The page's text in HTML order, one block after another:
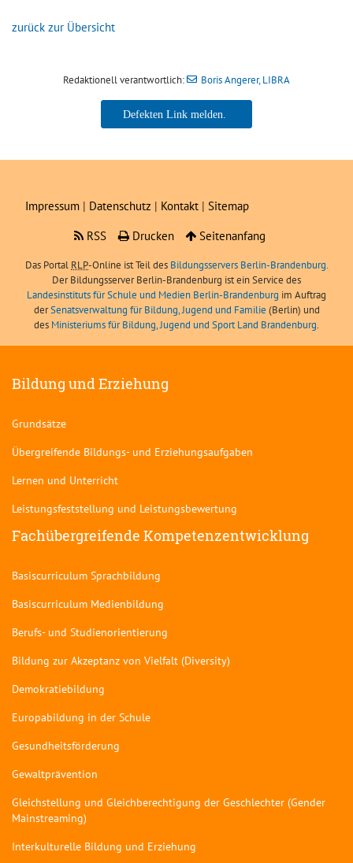
zurück zur Übersicht
Redaktionell verantwortlich: Boris Angerer, LIBRA
Boris Angerer, LIBRA
Impressum | Datenschutz | Kontakt | Sitemap
RSS
Drucken Seitenanfang
Das Portal RLP-Online ist Teil des Bildungsservers Berlin-Brandenburg.
Der Bildungsserver Berlin-Brandenburg ist ein Service des
Landesinstituts für Schule und Medien Berlin-Brandenburg im Auftrag
derSenatsverwaltung für Bildung, Jugend und Familie (Berlin) und
des Ministeriums für Bildung, Jugend und Sport Land Brandenburg.
Bildung und Erziehung
Grundsätze
Übergreifende Bildungs- und Erziehungsaufgaben
Lernen und Unterricht
Leistungsfeststellung und Leistungsbewertung
Fachübergreifende Kompetenzentwicklung
Basiscurriculum Sprachbildung
Basiscurriculum Medienbildung
Berufs- und Studienorientierung
Bildung zur Akzeptanz von Vielfalt (Diversity)
Demokratiebildung
Europabildung in der Schule
Gesundheitsförderung
Gewaltprävention
Gleichstellung und Gleichberechtigung der Geschlechter (Gender
Mainstreaming)
Interkulturelle Bildung und Erziehung